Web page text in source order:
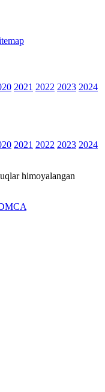
2021 2022 2023 2024
2021 2022 2023 2024
himoyalangan